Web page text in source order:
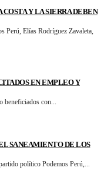
Y LA SIERRA DEBEN
Perú, Elías Rodríguez Zavaleta,
EN EMPLEO Y
con...
SANEAMIENTO DE LOS
político Podemos Perú,...